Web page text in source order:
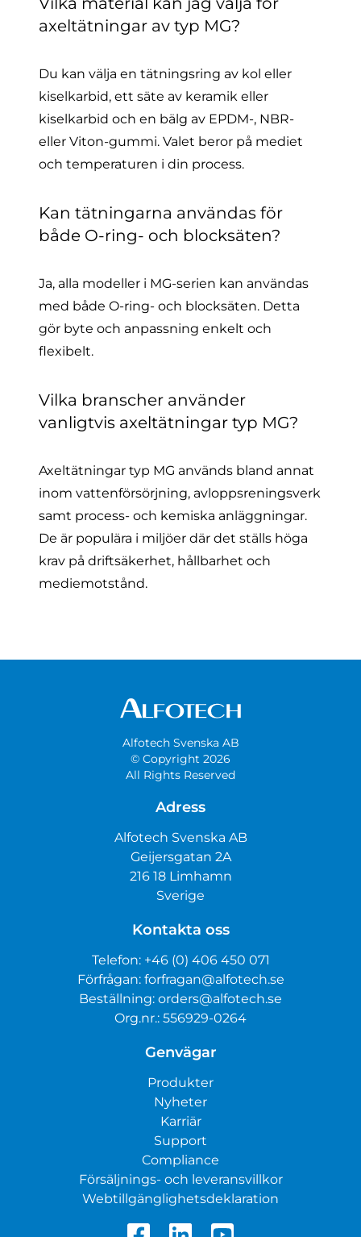
axeltätningar av typ MG?
Du kan välja en tätningsring av kol eller
kiselkarbid, ett säte av keramik eller
kiselkarbid och en bälg av EPDM-, NBR-
eller Viton-gummi. Valet beror på mediet
och temperaturen i din process.
Kan tätningarna användas för
både O-ring- och blocksäten?
Ja, alla modeller i MG-serien kan användas
med både O-ring- och blocksäten. Detta
gör byte och anpassning enkelt och
flexibelt.
Vilka branscher använder
vanligtvis axeltätningar typ MG?
Axeltätningar typ MG används bland annat
inom vattenförsörjning, avloppsreningsverk
samt process- och kemiska anläggningar.
De är populära i miljöer där det ställs höga
krav på driftsäkerhet, hållbarhet och
mediemotstånd.
Alfotech Svenska AB
© Copyright 2026
All Rights Reserved
Adress
Alfotech Svenska AB
Geijersgatan 2A
216 18 Limhamn
Sverige
Kontakta oss
Telefon: +46 (0) 406 450 071
Förfrågan: forfragan@alfotech.se
Beställning: orders@alfotech.se
Org.nr.: 556929-0264
Genvägar
Produkter
Nyheter
Karriär
Support
Compliance
Försäljnings- och leveransvillkor
Webtillgänglighetsdeklaration